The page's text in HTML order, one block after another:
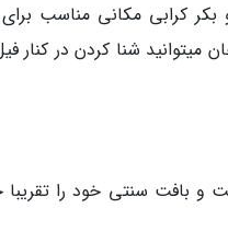
کرابی مکانی مناسب
شنا کردن در کنار
و بافت سنتی خود را